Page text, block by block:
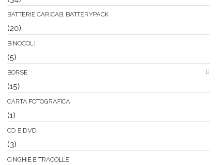
BATTERIE CARICAB. BATTERYPACK
(20)
BINOCOLI
(5)
BORSE
(15)
CARTA FOTOGRAFICA
(1)
CD E DVD
(3)
CINGHIE E TRACOLLE